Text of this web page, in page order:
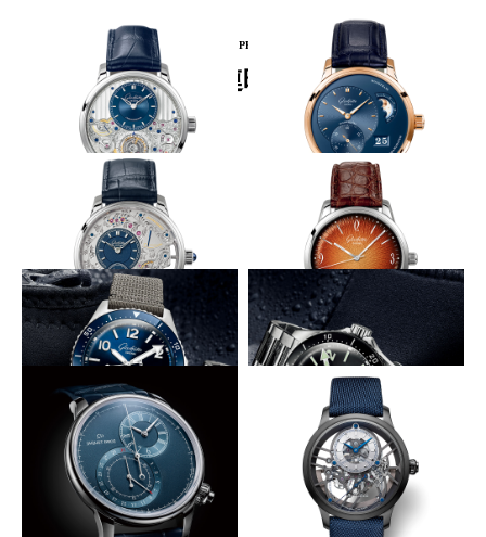
PICKUP PRODUCT
関連時計
最終進化形のトゥールビヨン
GLASHÜTTE ORIGINAL
セネタ・クロノメーター・トゥ
ールビヨン リミテッド・エデ
ィション
RG×ブルーで華やかさを増す
GLASHÜTTE ORIGINAL
パノマティック ルナ
穴石と青ネジを花に見立てる
GLASHÜTTE ORIGINAL
パノインバース・リミテッド・
エディション
燃えるようなオレンジグラデ
GLASHÜTTE ORIGINAL
シックスティーズ・アニュアル
エディション
ドイツの工業規格DINおよびISO準拠
GLASHÜTTE ORIGINAL
SeaQ パノラマデイト
ドイツの工業規格DINおよびISO準拠
GLASHÜTTE ORIGINAL
SeaQ パノラマデイト
ムーブメントを30度傾け設置
JAQUET DROZ
硬質素材で包むスケルトン
JAQUET DROZ